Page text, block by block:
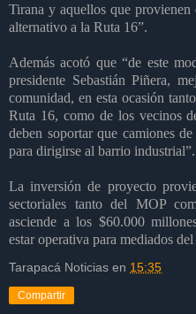
Tirana y aquellos que provienen
alternativo a la Ruta 16”.
Además acotó que “de este
presidente Sebastián Piñera,
comunidad, en esta ocasión
Ruta 16, como de los vecinos
deben soportar que camiones
para dirigirse al barrio industrial”.
La inversión de proyecto
sectoriales tanto del MOP
asciende a los $60.000
estar operativa para mediados
Tarapacá Noticias en 15:35
Compartir